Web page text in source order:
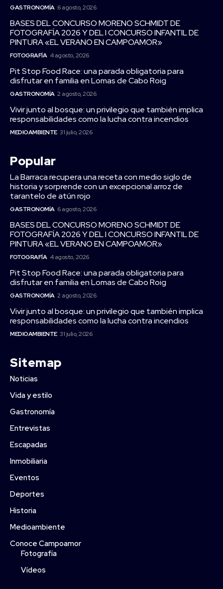
GASTRONOMÍA 6 agosto, 2026
BASES DEL CONCURSO MORENO SCHMIDT DE
FOTOGRAFÍA 2026 Y DEL I CONCURSO INFANTIL DE
PINTURA «EL VERANO EN CAMPOAMOR»
FOTOGRAFÍA 4 agosto, 2026
Pit Stop Food Race: una parada obligatoria para
disfrutar en familia en Lomas de Cabo Roig
GASTRONOMÍA 2 agosto, 2026
Vivir junto al bosque: un privilegio que también implica
responsabilidades como la lucha contra incendios
MEDIOAMBIENTE 31 julio, 2026
Popular
La Barraca recupera una receta con medio siglo de
historia y sorprende con un excepcional arroz de
tarantelo de atún rojo
GASTRONOMÍA 6 agosto, 2026
BASES DEL CONCURSO MORENO SCHMIDT DE
FOTOGRAFÍA 2026 Y DEL I CONCURSO INFANTIL DE
PINTURA «EL VERANO EN CAMPOAMOR»
FOTOGRAFÍA 4 agosto, 2026
Pit Stop Food Race: una parada obligatoria para
disfrutar en familia en Lomas de Cabo Roig
GASTRONOMÍA 2 agosto, 2026
Vivir junto al bosque: un privilegio que también implica
responsabilidades como la lucha contra incendios
MEDIOAMBIENTE 31 julio, 2026
Sitemap
Noticias
Vida y estilo
Gastronomía
Entrevistas
Escapadas
Inmobiliaria
Eventos
Deportes
Historia
Medioambiente
Conoce Campoamor
Fotografía
Vídeos